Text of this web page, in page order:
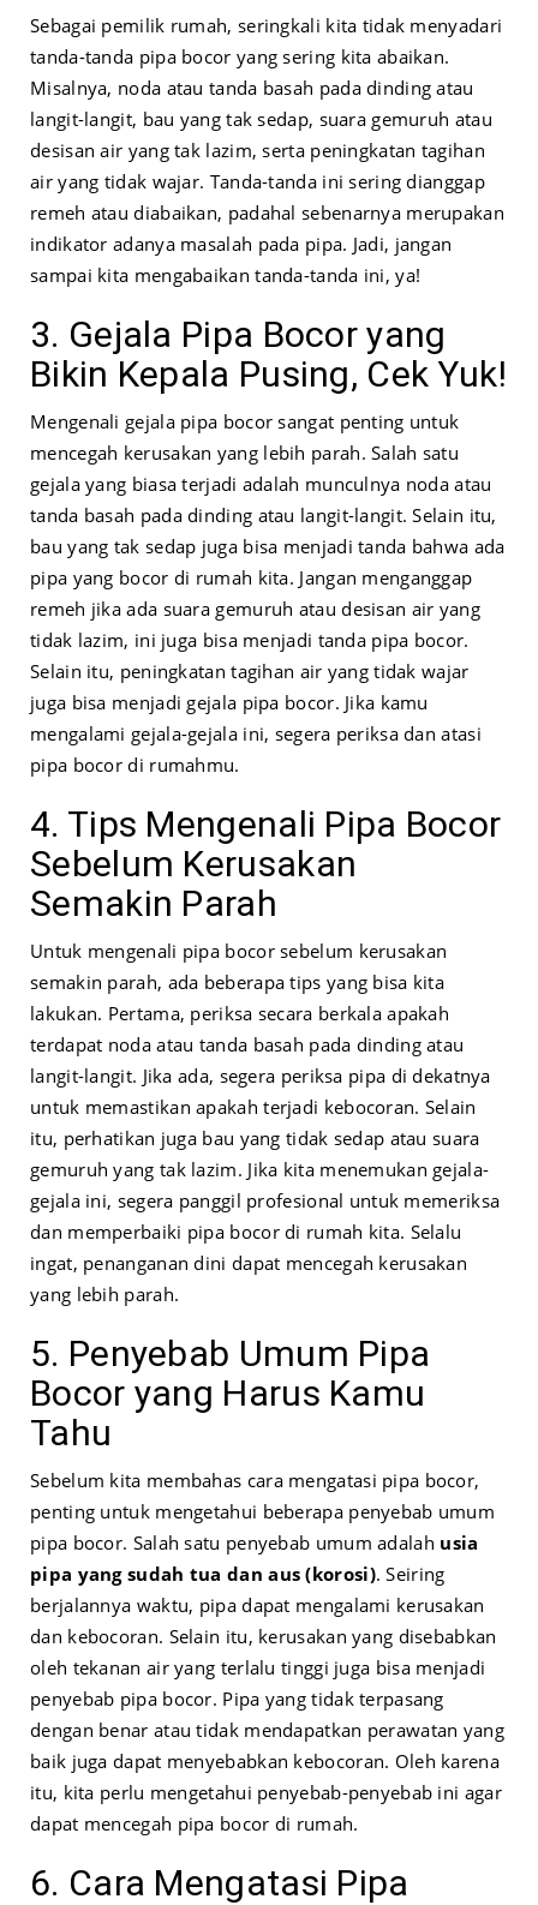
Sebagai pemilik rumah, seringkali kita tidak menyadari
tanda-tanda pipa bocor yang sering kita abaikan.
Misalnya, noda atau tanda basah pada dinding atau
langit-langit, bau yang tak sedap, suara gemuruh atau
desisan air yang tak lazim, serta peningkatan tagihan
air yang tidak wajar. Tanda-tanda ini sering dianggap
remeh atau diabaikan, padahal sebenarnya merupakan
indikator adanya masalah pada pipa. Jadi, jangan
sampai kita mengabaikan tanda-tanda ini, ya!
3. Gejala Pipa Bocor yang
Bikin Kepala Pusing, Cek Yuk!
Mengenali gejala pipa bocor sangat penting untuk
mencegah kerusakan yang lebih parah. Salah satu
gejala yang biasa terjadi adalah munculnya noda atau
tanda basah pada dinding atau langit-langit. Selain itu,
bau yang tak sedap juga bisa menjadi tanda bahwa ada
pipa yang bocor di rumah kita. Jangan menganggap
remeh jika ada suara gemuruh atau desisan air yang
tidak lazim, ini juga bisa menjadi tanda pipa bocor.
Selain itu, peningkatan tagihan air yang tidak wajar
juga bisa menjadi gejala pipa bocor. Jika kamu
mengalami gejala-gejala ini, segera periksa dan atasi
pipa bocor di rumahmu.
4. Tips Mengenali Pipa Bocor
Sebelum Kerusakan
Semakin Parah
Untuk mengenali pipa bocor sebelum kerusakan
semakin parah, ada beberapa tips yang bisa kita
lakukan. Pertama, periksa secara berkala apakah
terdapat noda atau tanda basah pada dinding atau
langit-langit. Jika ada, segera periksa pipa di dekatnya
untuk memastikan apakah terjadi kebocoran. Selain
itu, perhatikan juga bau yang tidak sedap atau suara
gemuruh yang tak lazim. Jika kita menemukan gejala-
gejala ini, segera panggil profesional untuk memeriksa
dan memperbaiki pipa bocor di rumah kita. Selalu
ingat, penanganan dini dapat mencegah kerusakan
yang lebih parah.
5. Penyebab Umum Pipa
Bocor yang Harus Kamu
Tahu
Sebelum kita membahas cara mengatasi pipa bocor,
penting untuk mengetahui beberapa penyebab umum
pipa bocor. Salah satu penyebab umum adalah usia
pipa yang sudah tua dan aus (korosi). Seiring
berjalannya waktu, pipa dapat mengalami kerusakan
dan kebocoran. Selain itu, kerusakan yang disebabkan
oleh tekanan air yang terlalu tinggi juga bisa menjadi
penyebab pipa bocor. Pipa yang tidak terpasang
dengan benar atau tidak mendapatkan perawatan yang
baik juga dapat menyebabkan kebocoran. Oleh karena
itu, kita perlu mengetahui penyebab-penyebab ini agar
dapat mencegah pipa bocor di rumah.
6. Cara Mengatasi Pipa